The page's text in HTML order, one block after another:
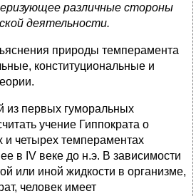
различные стороны
деятельности.
природы темперамента
конституциональные и
из первых гуморальных
учение Гиппократа о
и четырех темпераментах
в IV веке до н.э. В зависимости
или иной жидкости в организме,
человек имеет